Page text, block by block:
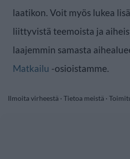
laatikon. Voit myös lukea
liittyvistä teemoista ja
laajemmin samasta
Matkailu -osioistamme.
Ilmoita virheestä · Tietoa meistä ·